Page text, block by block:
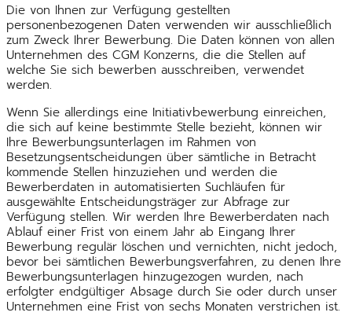
Die von Ihnen zur Verfügung gestellten
personenbezogenen Daten verwenden wir ausschließlich
zum Zweck Ihrer Bewerbung. Die Daten können von allen
Unternehmen des CGM Konzerns, die die Stellen auf
welche Sie sich bewerben ausschreiben, verwendet
werden.
Wenn Sie allerdings eine Initiativbewerbung einreichen,
die sich auf keine bestimmte Stelle bezieht, können wir
Ihre Bewerbungsunterlagen im Rahmen von
Besetzungsentscheidungen über sämtliche in Betracht
kommende Stellen hinzuziehen und werden die
Bewerberdaten in automatisierten Suchläufen für
ausgewählte Entscheidungsträger zur Abfrage zur
Verfügung stellen. Wir werden Ihre Bewerberdaten nach
Ablauf einer Frist von einem Jahr ab Eingang Ihrer
Bewerbung regulär löschen und vernichten, nicht jedoch,
bevor bei sämtlichen Bewerbungsverfahren, zu denen Ihre
Bewerbungsunterlagen hinzugezogen wurden, nach
erfolgter endgültiger Absage durch Sie oder durch unser
Unternehmen eine Frist von sechs Monaten verstrichen ist.